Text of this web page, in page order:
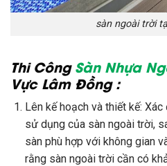
sàn ngoài trời
Thi CôngSàn Nhựa
Vực Lâm Đồng :
Lên kế hoạch và thiết kế:
sử dụng của sàn ngoài trời,
sàn phù hợp với không gian
rằng sàn ngoài trời cần có